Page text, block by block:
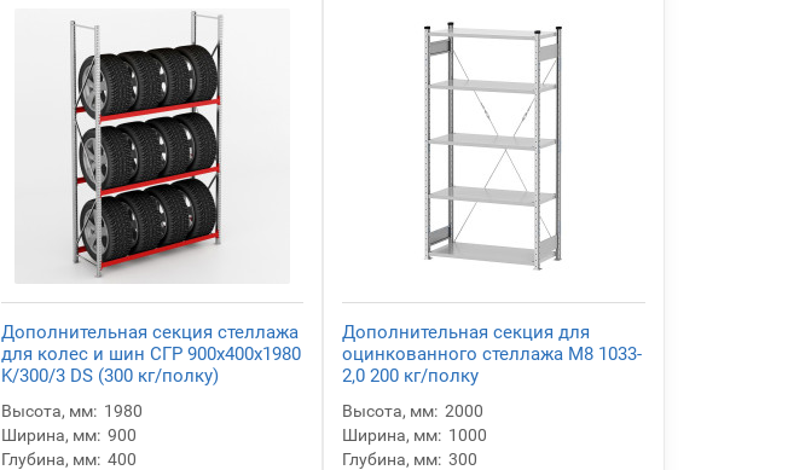
Дополнительная секция стеллажа
для колес и шин СГР 900х400х1980
K/300/3 DS (300 кг/полку)
Высота, мм: 1980
Ширина, мм: 900
Глубина, мм: 400
Дополнительная секция для
оцинкованного стеллажа М8 1033-
2,0 200 кг/полку
Высота, мм: 2000
Ширина, мм: 1000
Глубина, мм: 300